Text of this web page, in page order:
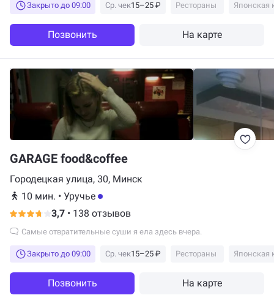
Закрыто до 09:00 Ср. чек15–25 ₽ Рестораны Японская
Позвонить На карте
GARAGE food&coffee
Городецкая улица, 30, Минск
10 мин. • Уручье
3,7 • 138 отзывов
Самые отвратительные суши я ела здесь вчера.
Закрыто до 09:00 Ср. чек15–25 ₽ Рестораны Японская
Позвонить На карте